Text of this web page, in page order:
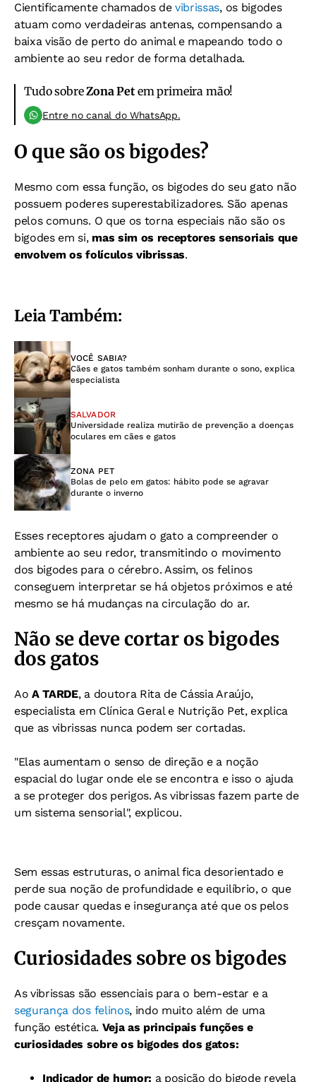
Cientificamente chamados devibrissas, os bigodes
atuam como verdadeiras antenas, compensando a
baixa visão de perto do animal e mapeando todo o
ambiente ao seu redor de forma detalhada.
Tudo sobreZona Petem primeira mão!
Entre no canal do WhatsApp.
O que são os bigodes?
Mesmo com essa função, os bigodes do seu gato não
possuem poderes superestabilizadores. São apenas
pelos comuns. O que os torna especiais não são os
bigodes em si, mas sim os receptores sensoriais que
envolvem os folículos vibrissas.
Leia Também:
VOCÊ SABIA?
Cães e gatos também sonham durante o sono, explica
especialista
SALVADOR
Universidade realiza mutirão de prevenção a doenças
oculares em cães e gatos
ZONA PET
Bolas de pelo em gatos: hábito pode se agravar
durante o inverno
Esses receptores ajudam o gato a compreender o
ambiente ao seu redor, transmitindo o movimento
dos bigodes para o cérebro. Assim, os felinos
conseguem interpretar se há objetos próximos e até
mesmo se há mudanças na circulação do ar.
Não se deve cortar os bigodes
dos gatos
AoA TARDE, a doutora Rita de Cássia Araújo,
especialista em Clínica Geral e Nutrição Pet, explica
que as vibrissas nunca podem ser cortadas.
"Elas aumentam o senso de direção e a noção
espacial do lugar onde ele se encontra e isso o ajuda
a se proteger dos perigos.As vibrissas fazem parte de
um sistema sensorial", explicou.
Sem essas estruturas, o animal fica desorientado e
perde sua noção de profundidade e equilíbrio, o que
pode causar quedas e insegurança até que os pelos
cresçam novamente.
Curiosidades sobre os bigodes
As vibrissas são essenciais para o bem-estar e a
segurança dos felinos, indo muito além de uma
função estética. Veja as principais funções e
curiosidades sobre os bigodes dos gatos:
Indicador de humor: a posição do bigode revela